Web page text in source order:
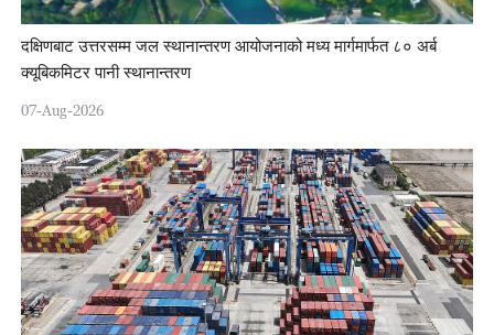
दक्षिणबाट उत्तरसम्म जल स्थानान्तरण आयोजनाको मध्य मार्गमार्फत ८० अर्ब
क्यूबिकमिटर पानी स्थानान्तरण
07-Aug-2026